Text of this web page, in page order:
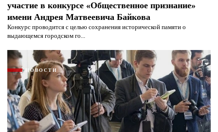
участие в конкурсе «Общественное признание»
имени Андрея Матвеевича Байкова
Конкурс проводится с целью сохранения исторической памяти о
выдающемся городском го...
НОВОСТИ